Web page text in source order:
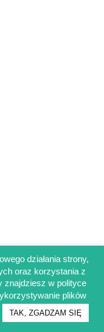
RODO
działania strony,
oraz korzystania z
znajdziesz w polityce
plików
TAK, ZGADZAM SIĘ